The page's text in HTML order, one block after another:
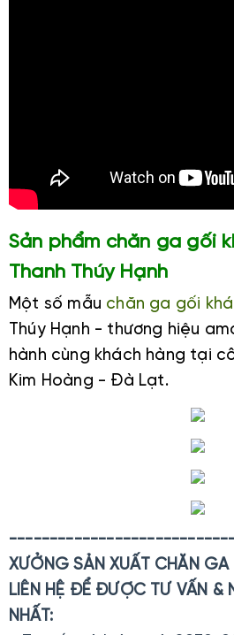
Sản phẩm chăn ga gối
Thanh Thúy Hạnh
Một số mẫu chăn ga gối
Thúy Hạnh - thương hiệu
hành cùng khách hàng tại
Kim Hoàng - Đà Lạt.
XƯỞNG SẢN XUẤT CHĂN
LIÊN HỆ ĐỂ ĐƯỢC TƯ VẤN &
NHẤT: